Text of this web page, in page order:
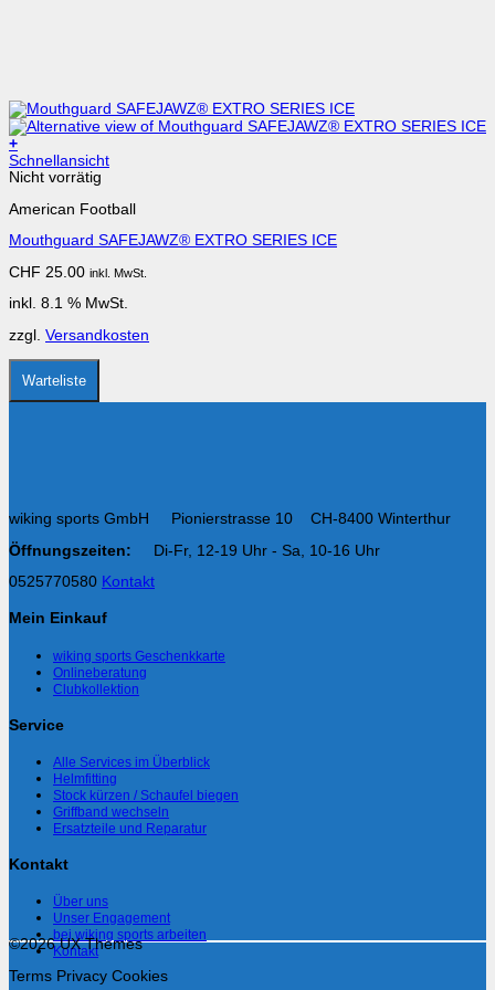
+
Schnellansicht
Nicht vorrätig
American Football
Mouthguard SAFEJAWZ® EXTRO SERIES ICE
CHF 25.00 inkl. MwSt.
inkl. 8.1 % MwSt.
zzgl. Versandkosten
Warteliste
wiking sports GmbH Pionierstrasse 10 CH-8400 Winterthur
Öffnungszeiten:
Di-Fr, 12-19 Uhr - Sa, 10-16 Uhr
0525770580 Kontakt
Mein Einkauf
wiking sports Geschenkkarte
Onlineberatung
Clubkollektion
Service
Alle Services im Überblick
Helmfitting
Stock kürzen / Schaufel biegen
Griffband wechseln
Ersatzteile und Reparatur
Kontakt
Über uns
Unser Engagement
bei wiking sports arbeiten
Kontakt
©2026 UX Themes
Terms Privacy Cookies